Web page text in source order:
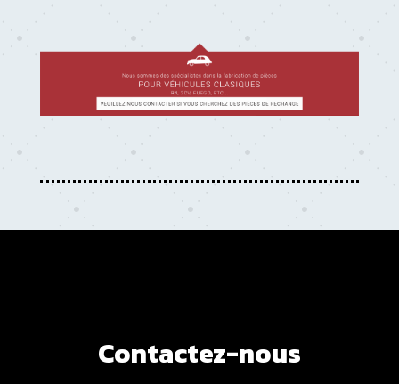
Contactez-nous